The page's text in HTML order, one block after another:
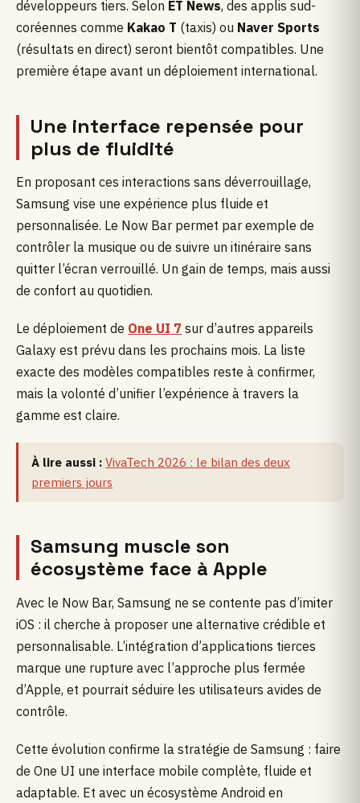
développeurs tiers. Selon ET News, des applis sud-
coréennes comme Kakao T (taxis) ou Naver Sports
(résultats en direct) seront bientôt compatibles. Une
première étape avant un déploiement international.
Une interface repensée pour
plus de fluidité
En proposant ces interactions sans déverrouillage,
Samsung vise une expérience plus fluide et
personnalisée. Le Now Bar permet par exemple de
contrôler la musique ou de suivre un itinéraire sans
quitter l’écran verrouillé. Un gain de temps, mais aussi
de confort au quotidien.
Le déploiement de One UI 7 sur d’autres appareils
Galaxy est prévu dans les prochains mois. La liste
exacte des modèles compatibles reste à confirmer,
mais la volonté d’unifier l’expérience à travers la
gamme est claire.
À lire aussi : VivaTech 2026 : le bilan des deux
premiers jours
Samsung muscle son
écosystème face à Apple
Avec le Now Bar, Samsung ne se contente pas d’imiter
iOS : il cherche à proposer une alternative crédible et
personnalisable. L’intégration d’applications tierces
marque une rupture avec l’approche plus fermée
d’Apple, et pourrait séduire les utilisateurs avides de
contrôle.
Cette évolution confirme la stratégie de Samsung : faire
de One UI une interface mobile complète, fluide et
adaptable. Et avec un écosystème Android en